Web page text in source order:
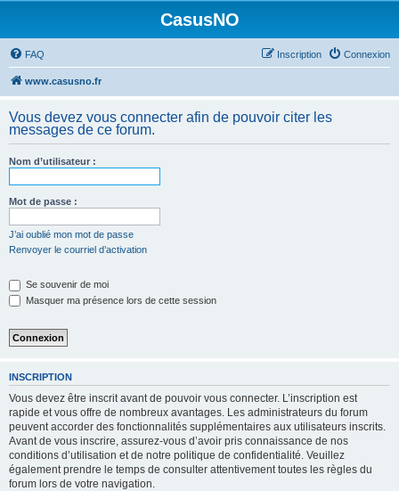
CasusNO
FAQ Connexion
Inscription
www.casusno.fr
Vous devez vous connecter afin de pouvoir citer les
messages de ce forum.
Nom d’utilisateur :
Mot de passe :
J’ai oublié mon mot de passe
Renvoyer le courriel d’activation
Se souvenir de moi
Masquer ma présence lors de cette session
INSCRIPTION
Vous devez être inscrit avant de pouvoir vous connecter. L’inscription est
rapide et vous offre de nombreux avantages. Les administrateurs du forum
peuvent accorder des fonctionnalités supplémentaires aux utilisateurs inscrits.
Avant de vous inscrire, assurez-vous d’avoir pris connaissance de nos
conditions d’utilisation et de notre politique de confidentialité. Veuillez
également prendre le temps de consulter attentivement toutes les règles du
forum lors de votre navigation.